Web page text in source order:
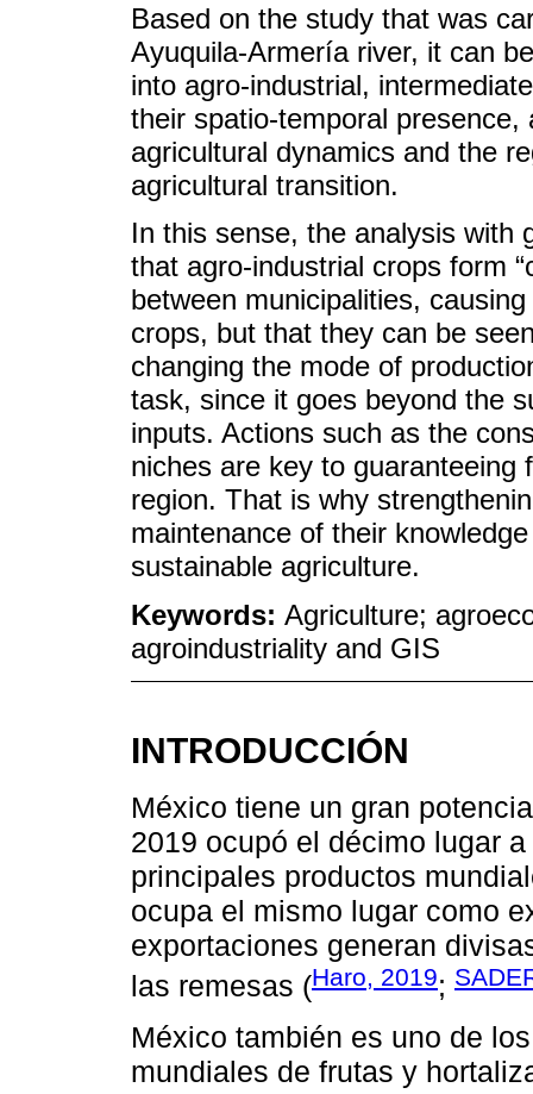
Based on the study that was
Ayuquila-Armería river, it can
into agro-industrial,
their spatio-temporal
agricultural dynamics and the
agricultural transition.
In this sense, the analysis with
that agro-industrial crops form
between municipalities,
crops, but that they can be
changing the mode of
task, since it goes beyond the
inputs. Actions such as the
niches are key to guaranteeing
region. That is why
maintenance of their
sustainable agriculture.
Keywords: Agriculture;
agroindustriality and GIS
INTRODUCCIÓN
México tiene un gran
2019 ocupó el décimo lugar
principales productos
ocupa el mismo lugar como
exportaciones generan
las remesas (Haro, 2019;
México también es uno de
mundiales de frutas y